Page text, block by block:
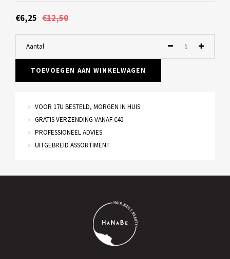
€6,25 €12,50
Aantal
TOEVOEGEN AAN WINKELWAGEN
VOOR 17U BESTELD, MORGEN IN HUIS
GRATIS VERZENDING VANAF €40
PROFESSIONEEL ADVIES
UITGEBREID ASSORTIMENT